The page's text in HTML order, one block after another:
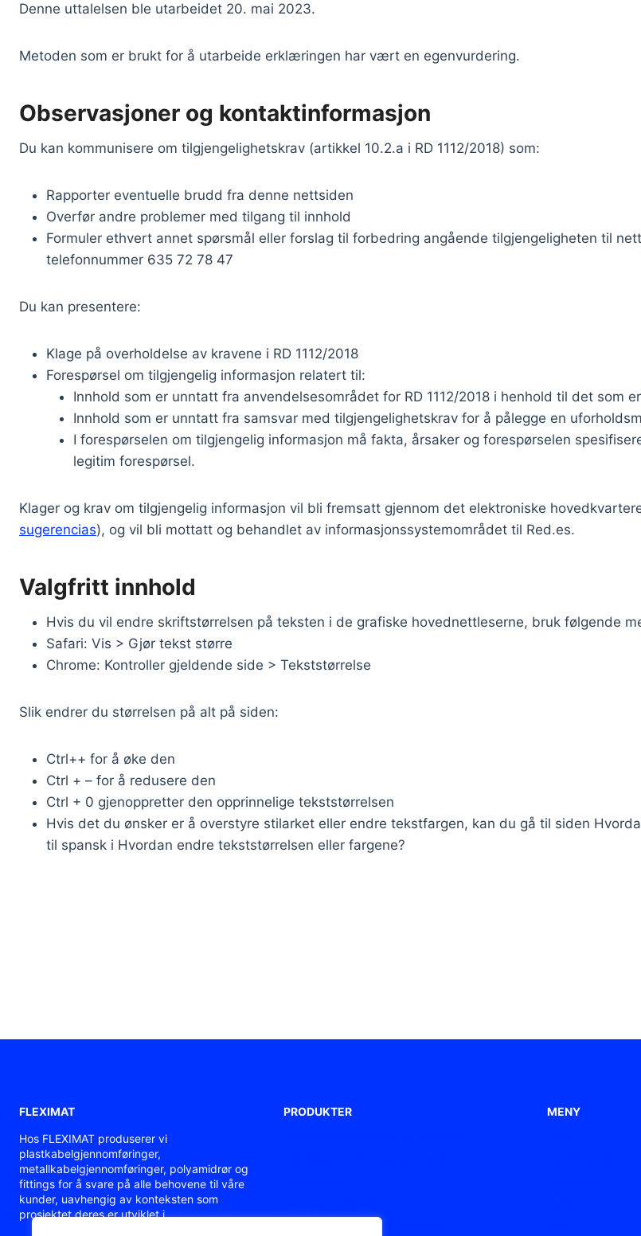
Denne uttalelsen ble utarbeidet 20. mai 2023.
Metoden som er brukt for å utarbeide erklæringen har vært en egenvurdering.
Observasjoner og kontaktinformasjon
Du kan kommunisere om tilgjengelighetskrav (artikkel 10.2.a i RD 1112/2018) som:
Rapporter eventuelle brudd fra denne nettsiden
Overfør andre problemer med tilgang til innhold
Formuler ethvert annet spørsmål eller forslag til forbedring angående tilgjengeligheten til
telefonnummer 635 72 78 47
Du kan presentere:
Klage på overholdelse av kravene i RD 1112/2018
Forespørsel om tilgjengelig informasjon relatert til:
Innhold som er unntatt fra anvendelsesområdet for RD 1112/2018 i henhold til det som
Innhold som er unntatt fra samsvar med tilgjengelighetskrav for å pålegge en
I forespørselen om tilgjengelig informasjon må fakta, årsaker og forespørselen
legitim forespørsel.
Klager og krav om tilgjengelig informasjon vil bli fremsatt gjennom det elektroniske
sugerencias), og vil bli mottatt og behandlet av informasjonssystemområdet til Red.es.
Valgfritt innhold
Hvis du vil endre skriftstørrelsen på teksten i de grafiske hovednettleserne, bruk følgende
Safari: Vis > Gjør tekst større
Chrome: Kontroller gjeldende side > Tekststørrelse
Slik endrer du størrelsen på alt på siden:
Ctrl++ for å øke den
Ctrl + – for å redusere den
Ctrl + 0 gjenoppretter den opprinnelige tekststørrelsen
Hvis det du ønsker er å overstyre stilarket eller endre tekstfargen, kan du gå til siden
til spansk i Hvordan endre tekststørrelsen eller fargene?
FLEXIMAT
Hos FLEXIMAT produserer vi
plastkabelgjennomføringer,
metallkabelgjennomføringer, polyamidrør og
fittings for å svare på alle behovene til våre
kunder, uavhengig av konteksten som
prosjektet deres er utviklet i.
PRODUKTER
ATEX / Ex kabelgjennomføringer
MENY